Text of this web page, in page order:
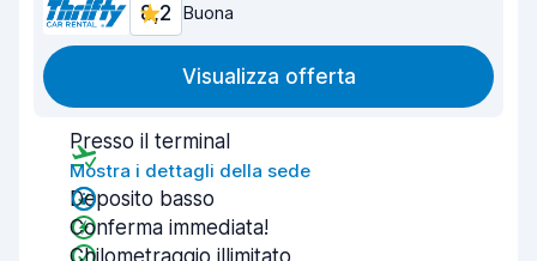
8,2 Buona
Visualizza offerta
Presso il terminal
Mostra i dettagli della sede
Deposito basso
Conferma immediata!
Chilometraggio illimitato